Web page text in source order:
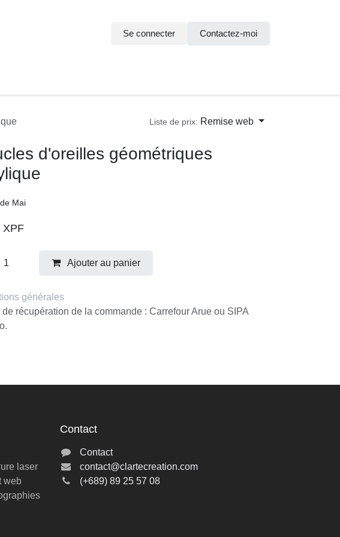
Se connecter Contactez-moi
Liste de prix: Remise web
d'oreilles géométriques
Mai
XPF
Ajouter au panier
générales
de récupération de la commande : Carrefour Arue ou SIPA